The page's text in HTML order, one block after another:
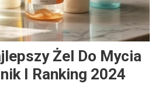
Żel Do Mycia
I Ranking 2024